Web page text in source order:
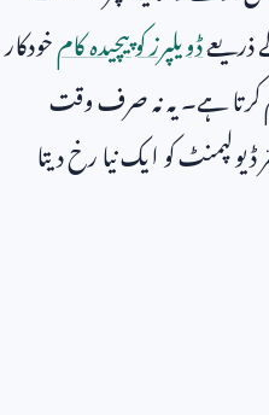
ذریعےڈویلپرز کو پیچیدہ کامخودکار
کرتا ہے۔ یہ نہ صرف وقت
کو ایک نیا رخ دیتا